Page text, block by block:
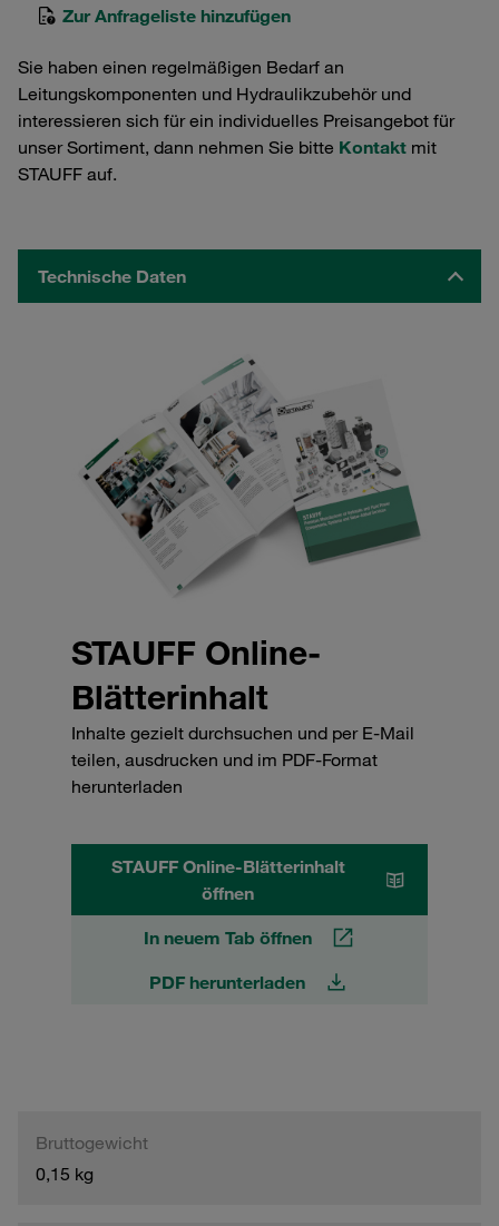
Zur Anfrageliste hinzufügen
Sie haben einen regelmäßigen Bedarf an
Leitungskomponenten und Hydraulikzubehör und
interessieren sich für ein individuelles Preisangebot für
unser Sortiment, dann nehmen Sie bitte Kontakt mit
STAUFF auf.
Technische Daten
STAUFF Online-
Blätterinhalt
Inhalte gezielt durchsuchen und per E-Mail
teilen, ausdrucken und im PDF-Format
herunterladen
STAUFF Online-Blätterinhalt
öffnen
In neuem Tab öffnen
PDF herunterladen
Bruttogewicht
0,15 kg